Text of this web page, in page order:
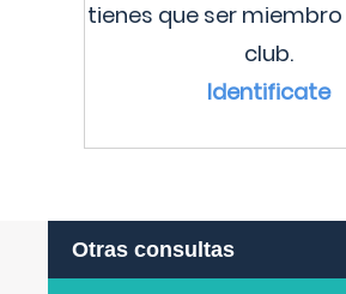
tienes que ser miembro
club.
Identificate
Otras consultas